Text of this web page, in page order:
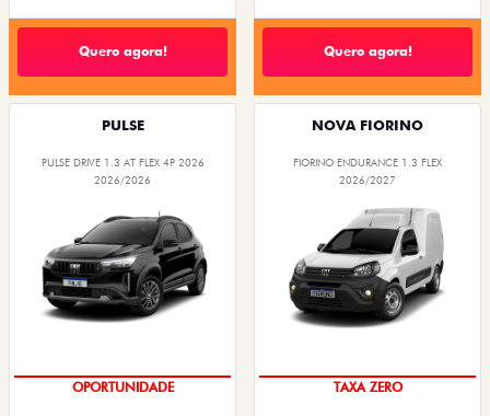
Quero agora! Quero agora!
PULSE
PULSE DRIVE 1.3 AT FLEX 4P 2026
2026/2026
OPORTUNIDADE
NOVA FIORINO
FIORINO ENDURANCE 1.3 FLEX
2026/2027
TAXA ZERO